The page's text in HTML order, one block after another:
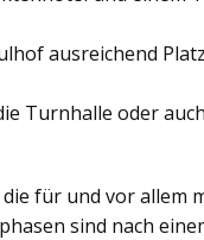
ausreichend
Turnhalle oder
für und vor allem
sind nach